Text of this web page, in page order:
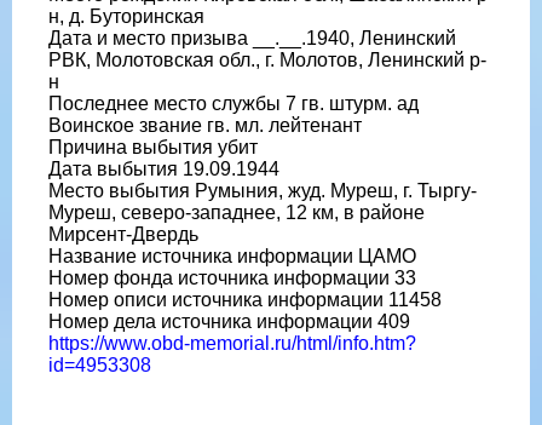
н, д. Буторинская
Дата и место призыва __.__.1940, Ленинский
РВК, Молотовская обл., г. Молотов, Ленинский р-
н
Последнее место службы 7 гв. штурм. ад
Воинское звание гв. мл. лейтенант
Причина выбытия убит
Дата выбытия 19.09.1944
Место выбытия Румыния, жуд. Муреш, г. Тыргу-
Муреш, северо-западнее, 12 км, в районе
Мирсент-Двердь
Название источника информации ЦАМО
Номер фонда источника информации 33
Номер описи источника информации 11458
Номер дела источника информации 409
https://www.obd-memorial.ru/html/info.htm?
id=4953308